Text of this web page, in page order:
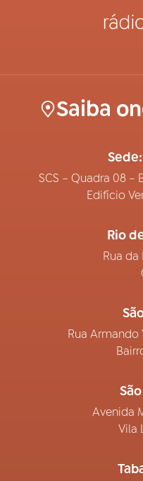
Saiba
SCS – Quadra 08 –
Edifício
Rio
Rua da
Rua Armando
Avenida
Vila